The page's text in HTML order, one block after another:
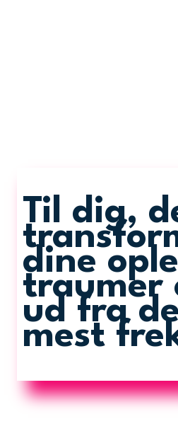
Til dig,
dine
traumer
ud fra
mest